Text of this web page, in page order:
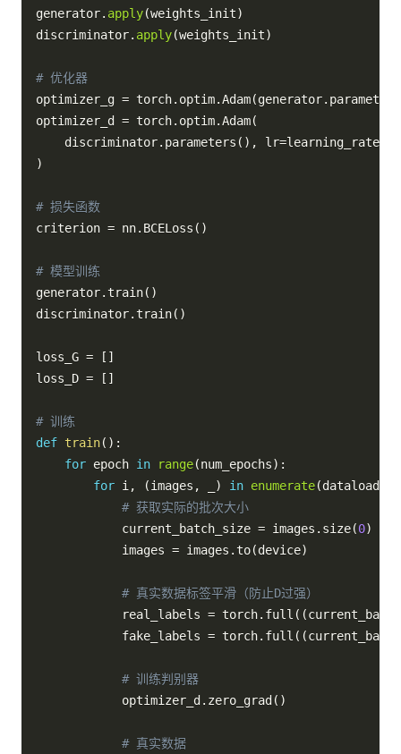
generator. apply(weights_init)
discriminator. apply(weights_init)
# 优化器
optimizer_g = torch. optim.Adam(generator. parameters
optimizer_d = torch. optim.Adam(
    discriminator
. parameters ( ) , lr=learning_rate
)
# 损失函数
criterion = nn. BCELoss ( )
# 模型训练
generator.train( )
discriminator.train( )
loss_G = [ ]
loss_D = [ ]
# 训练
def train( ) :
for epoch in range(num_epochs) :
for i , (images , ) in enumerate(dataloader
# 获取实际的批次大小
            current_batch_size
= images . size(0)
            images
= images .to(device)
# 真实数据标签平滑（防止D过强）
            real_labels
= torch. full ( (
            fake_labels
= torch. full ( (
# 训练判别器
            optimizer_d
. zero_grad ( )
# 真实数据